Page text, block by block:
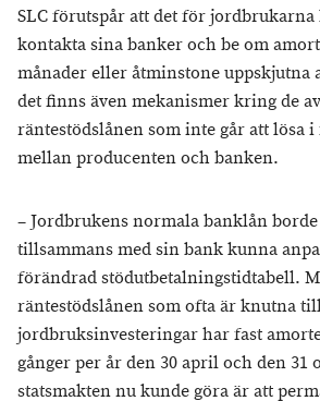
SLC förutspår att det för
kontakta sina banker och be om
månader eller åtminstone uppskjutna
det finns även mekanismer kring de
räntestödslånen som inte går att lösa
mellan producenten och banken.
– Jordbrukens normala banklån
tillsammans med sin bank kunna
förändrad stödutbetalningstidtabell.
räntestödslånen som ofta är knutna
jordbruksinvesteringar har fast
gånger per år den 30 april och den 31
statsmakten nu kunde göra är att